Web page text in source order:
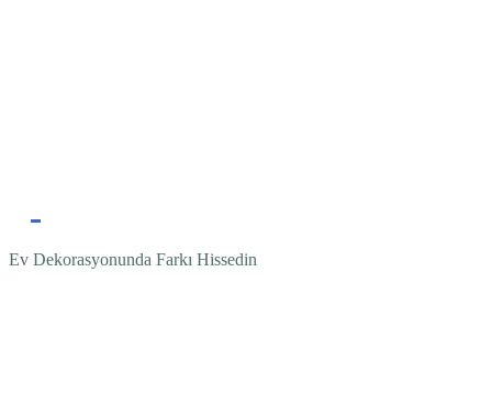
Ev Dekorasyonunda Farkı Hissedin